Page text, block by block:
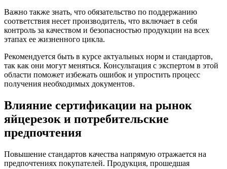
Важно также знать, что обязательство по поддержанию
соответствия несет производитель, что включает в себя
контроль за качеством и безопасностью продукции на всех
этапах ее жизненного цикла.
Рекомендуется быть в курсе актуальных норм и стандартов,
так как они могут меняться. Консультация с экспертом в этой
области поможет избежать ошибок и упростить процесс
получения необходимых документов.
Влияние сертификации на рынок
яйцерезок и потребительские
предпочтения
Повышение стандартов качества напрямую отражается на
предпочтениях покупателей. Продукция, прошедшая